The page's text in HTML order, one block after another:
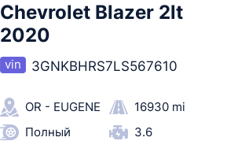
Chevrolet Blazer 2lt
2020
3GNKBHRS7LS567610
OR - EUGENE
16930 mi
Полный
3.6